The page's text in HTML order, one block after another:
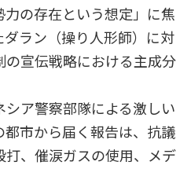
力の存在という想定」に焦
ラン（操り人形師）に対
の宣伝戦略における主成分
シア警察部隊による激しい
市から届く報告は、抗議
、催涙ガスの使用、メデ